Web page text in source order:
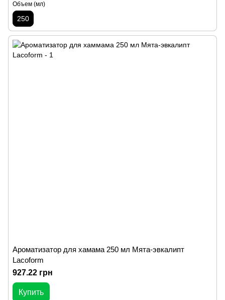
Объем (мл)
250
Ароматизатор для хамама 250 мл Мята-эвкалипт
Lacoform
927.22 грн
Купить